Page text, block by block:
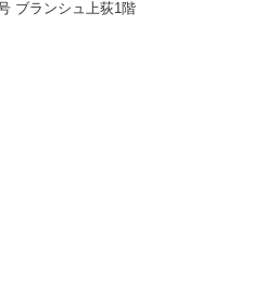
ブランシュ上荻1階